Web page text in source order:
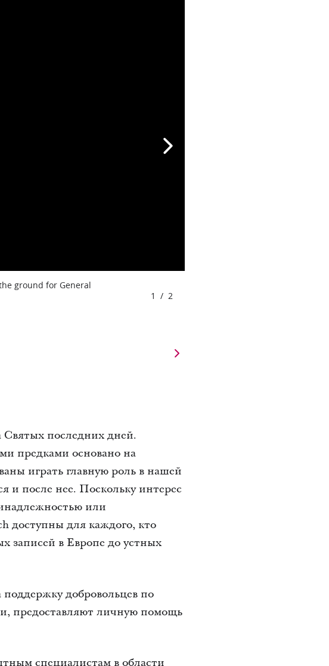
ground for General
1 / 2
Святых последних дней.
предками основано на
играть главную роль в нашей
после нее. Поскольку интерес
или
доступны для каждого, кто
записей в Европе до устных
поддержку добровольцев по
предоставляют личную помощь
специалистам в области